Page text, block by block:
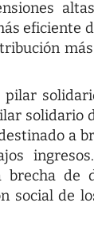
eficiente
pilar
solidario
a
de
social de